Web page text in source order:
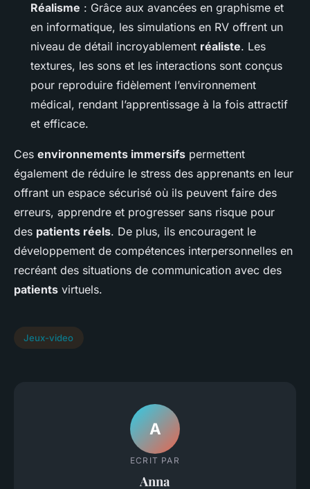
Réalisme : Grâce aux avancées en graphisme et
en informatique, les simulations en RV offrent un
niveau de détail incroyablement réaliste. Les
textures, les sons et les interactions sont conçus
pour reproduire fidèlement l’environnement
médical, rendant l’apprentissage à la fois attractif
et efficace.
Ces environnements immersifs permettent
également de réduire le stress des apprenants en leur
offrant un espace sécurisé où ils peuvent faire des
erreurs, apprendre et progresser sans risque pour
des patients réels. De plus, ils encouragent le
développement de compétences interpersonnelles en
recréant des situations de communication avec des
patients virtuels.
Jeux-video
A
ECRIT PAR
Anna